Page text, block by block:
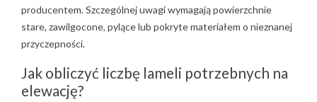
producentem. Szczególnej uwagi wymagają powierzchnie
stare, zawilgocone, pylące lub pokryte materiałem o nieznanej
przyczepności.
Jak obliczyć liczbę lameli potrzebnych na
elewację?